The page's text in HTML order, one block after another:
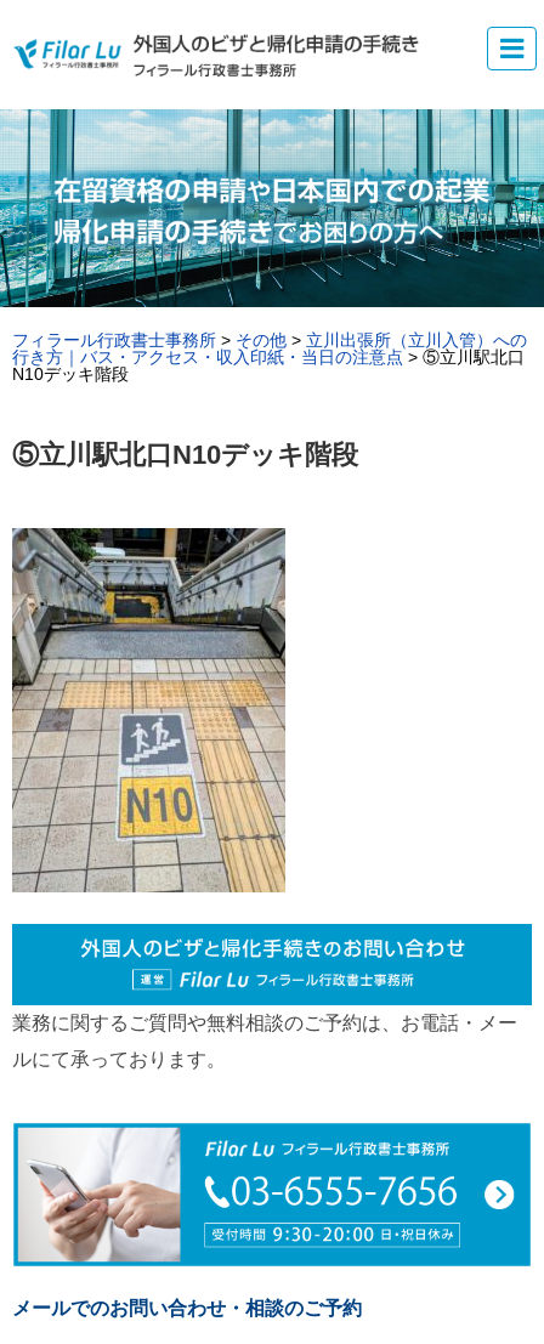
フィラール行政書士事務所 > その他 > 立川出張所（立川入管）への
行き方｜バス・アクセス・収入印紙・当日の注意点> ⑤立川駅北口
N10デッキ階段
⑤立川駅北口N10デッキ階段
業務に関するご質問や無料相談のご予約は、お電話・メー
ルにて承っております。
メールでのお問い合わせ・相談のご予約